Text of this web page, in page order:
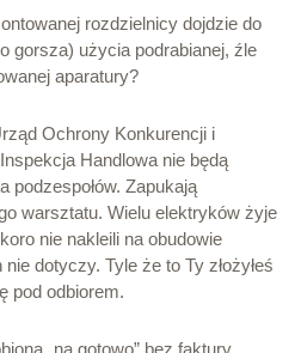
rozdzielnicy dojdzie do
gorsza) użycia podrabianej, źle
aparatury?
Ochrony Konkurencji i
Handlowa nie będą
podzespołów. Zapukają
warsztatu. Wielu elektryków żyje
nie nakleili na obudowie
dotyczy. Tyle że to Ty złożyłeś
pod odbiorem.
„na gotowo” bez faktury,